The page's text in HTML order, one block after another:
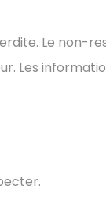
Le non-
Les